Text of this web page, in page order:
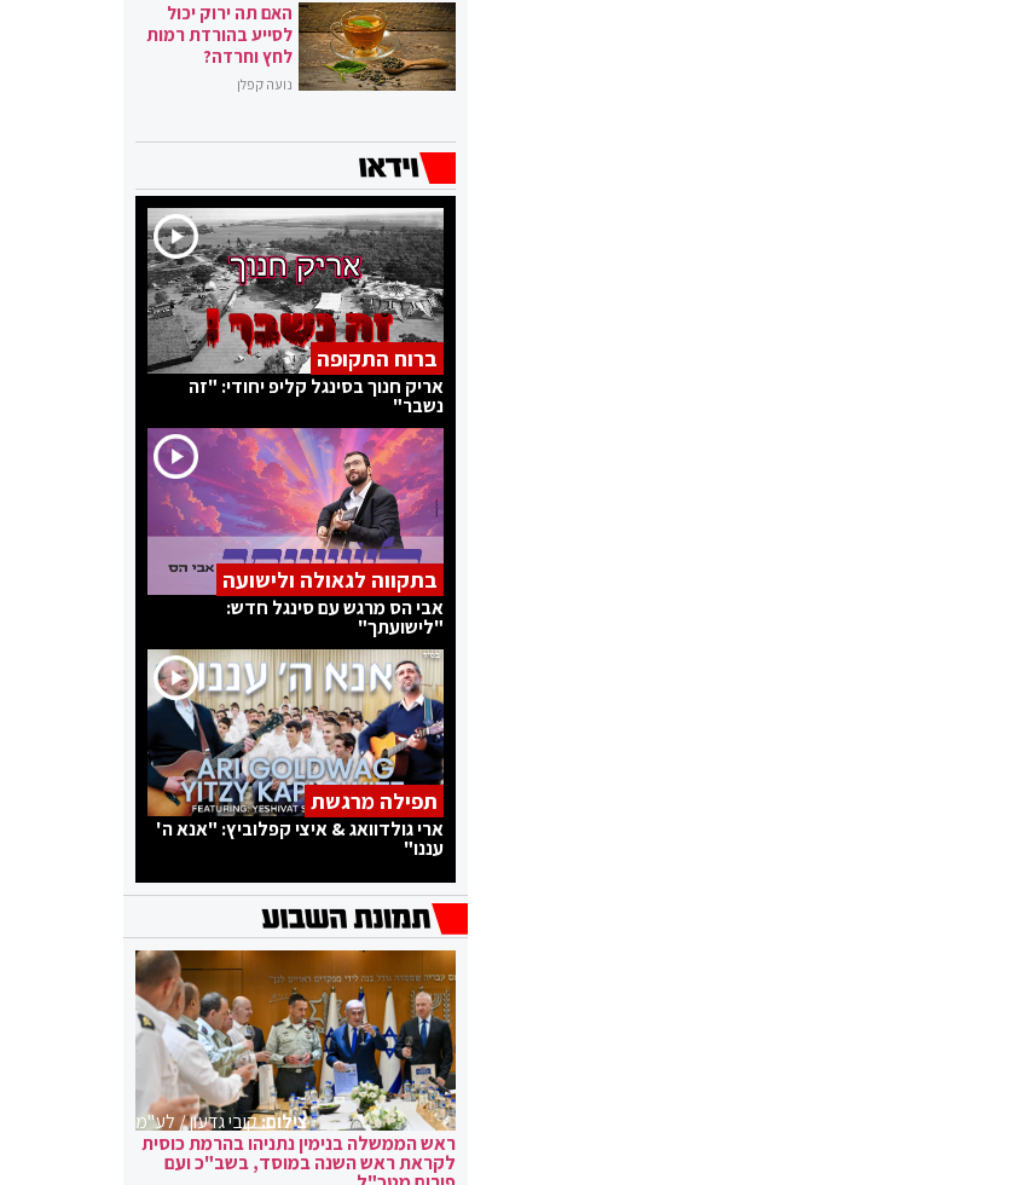
האם תה ירוק יכול
לסייע בהורדת רמות
לחץ וחרדה?
נועה קפלן
ברוח התקופה
אריק חנוך בסינגל קליפ יחודי: "זה
נשבר"
בתקווה לגאולה ולישועה
אבי הס מרגש עם סינגל חדש:
"לישועתך"
תפילה מרגשת
ארי גולדוואג & איצי קפלוביץ: "אנא ה'
עננו"
צילום:קובי גדעון / לע"מ
ראש הממשלה בנימין נתניהו בהרמת כוסית
לקראת ראש השנה במוסד, בשב"כ ועם